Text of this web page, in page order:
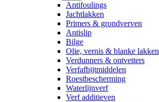
Antifoulings
Jachtlakken
Primers & grondverven
Antislip
Bilge
Olie, vernis & blanke lakken
Verdunners & ontvetters
Verfafbijtmiddelen
Roestbescherming
Waterlijnverf
Verf additieven